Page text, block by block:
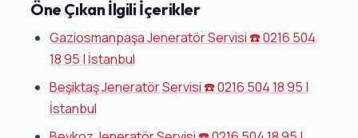
Öne Çıkan İlgili İçerikler
Gaziosmanpaşa Jeneratör Servisi ☎️ 0216 504
18 95 | İstanbul
Beşiktaş Jeneratör Servisi ☎️ 0216 504 18 95 |
İstanbul